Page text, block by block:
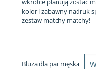
wkrótce planują zostać
kolor i zabawny nadruk
zestaw matchy matchy!
Bluza dla par męska